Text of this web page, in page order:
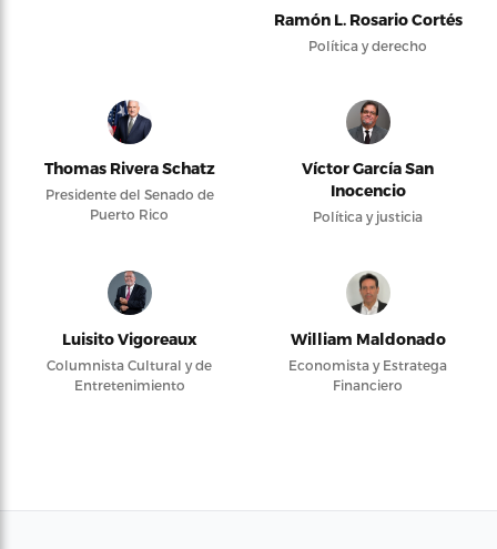
Ramón L. Rosario Cortés
Política y derecho
Thomas Rivera Schatz
Presidente del Senado de
Puerto Rico
Víctor García San
Inocencio
Política y justicia
Luisito Vigoreaux
Columnista Cultural y de
Entretenimiento
William Maldonado
Economista y Estratega
Financiero